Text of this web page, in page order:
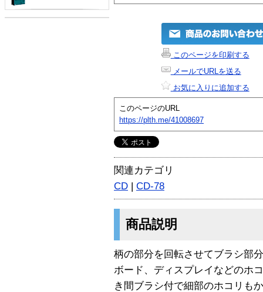
このページを印刷する
メールでURLを送る
お気に入りに追加する
このページのURL
https://plth.me/41008697
関連カテゴリ
CD | CD-78
商品説明
柄の部分を回転させてブラシ部
ボード、ディスプレイなどのホ
き間ブラシ付で細部のホコリも